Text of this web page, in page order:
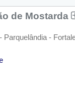
de Mostarda
Parquelândia -